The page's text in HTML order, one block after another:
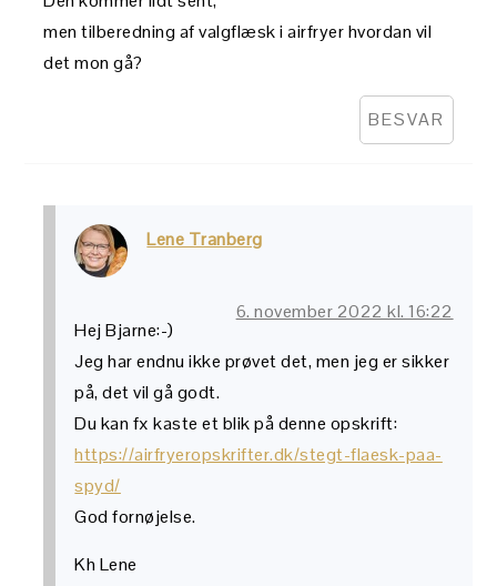
men tilberedning af valgflæsk i airfryer hvordan vil
det mon gå?
BESVAR
Lene Tranberg
6. november 2022 kl. 16:22
Hej Bjarne:-)
Jeg har endnu ikke prøvet det, men jeg er sikker
på, det vil gå godt.
Du kan fx kaste et blik på denne opskrift:
https://airfryeropskrifter.dk/stegt-flaesk-paa-
spyd/
God fornøjelse.
Kh Lene